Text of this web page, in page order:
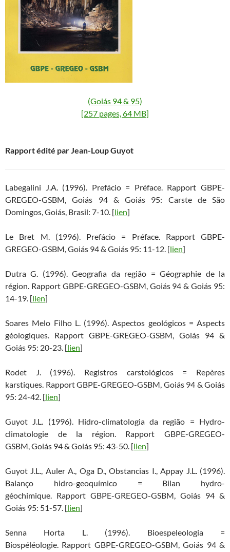
(Goiás 94 & 95)
[257 pages, 64 MB]
Rapport édité par Jean-Loup Guyot
Labegalini J.A. (1996). Prefácio = Préface. Rapport GBPE-
GREGEO-GSBM, Goiás 94 & Goiás 95: Carste de São
Domingos, Goiás, Brasil: 7-10. [lien]
Le Bret M. (1996). Prefácio = Préface. Rapport GBPE-
GREGEO-GSBM, Goiás 94 & Goiás 95: 11-12. [lien]
Dutra G. (1996). Geografia da região = Géographie de la
région. Rapport GBPE-GREGEO-GSBM, Goiás 94 & Goiás 95:
14-19. [lien]
Soares Melo Filho L. (1996). Aspectos geológicos = Aspects
géologiques. Rapport GBPE-GREGEO-GSBM, Goiás 94 &
Goiás 95: 20-23. [lien]
Rodet J. (1996). Registros carstológicos = Repères
karstiques. Rapport GBPE-GREGEO-GSBM, Goiás 94 & Goiás
95: 24-42. [lien]
Guyot J.L. (1996). Hidro-climatologia da região = Hydro-
climatologie de la région. Rapport GBPE-GREGEO-
GSBM, Goiás 94 & Goiás 95: 43-50. [lien]
Guyot J.L., Auler A., Oga D., Obstancias I., Appay J.L. (1996).
Balanço hidro-geoquímico = Bilan hydro-
géochimique. Rapport GBPE-GREGEO-GSBM, Goiás 94 &
Goiás 95: 51-57. [lien]
Senna Horta L. (1996). Bioespeleologia =
Biospéléologie. Rapport GBPE-GREGEO-GSBM, Goiás 94 &